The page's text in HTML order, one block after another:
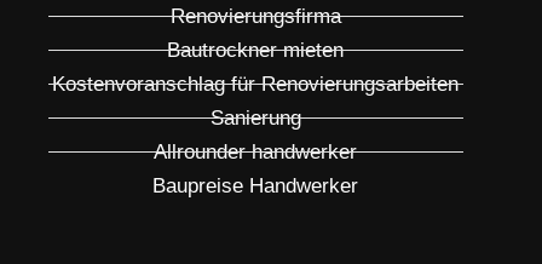
Renovierungsfirma
Bautrockner mieten
Kostenvoranschlag für Renovierungsarbeiten
Sanierung
Allrounder handwerker
Baupreise Handwerker